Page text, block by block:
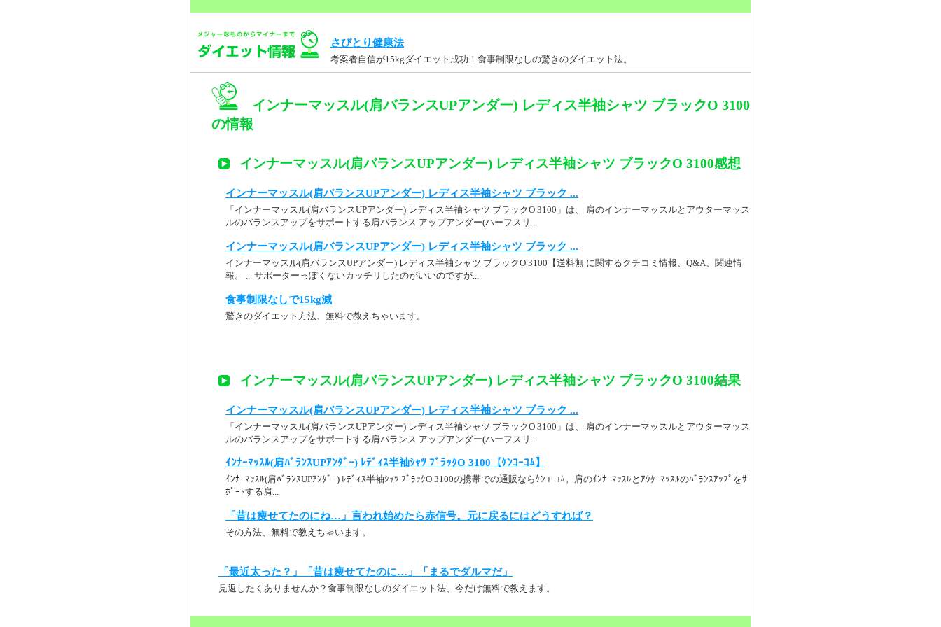
さびとり健康法
考案者自信が15kgダイエット成功！食事制限なしの驚きのダイエット法。
インナーマッスル(肩バランスUPアンダー) レディス半袖シャツ ブラックO 3100
の情報
インナーマッスル(肩バランスUPアンダー) レディス半袖シャツ ブラックO 3100感想
インナーマッスル(肩バランスUPアンダー) レディス半袖シャツ ブラック ...
「インナーマッスル(肩バランスUPアンダー) レディス半袖シャツ ブラックO 3100」は、 肩のインナーマッスルとアウターマッス
ルのバランスアップをサポートする肩バランス アップアンダー(ハーフスリ...
インナーマッスル(肩バランスUPアンダー) レディス半袖シャツ ブラック ...
インナーマッスル(肩バランスUPアンダー) レディス半袖シャツ ブラックO 3100【送料無 に関するクチコミ情報、Q&A、関連情
報。 ... サポーターっぽくないカッチリしたのがいいのですが...
食事制限なしで15kg減
驚きのダイエット方法、無料で教えちゃいます。
インナーマッスル(肩バランスUPアンダー) レディス半袖シャツ ブラックO 3100結果
インナーマッスル(肩バランスUPアンダー) レディス半袖シャツ ブラック ...
「インナーマッスル(肩バランスUPアンダー) レディス半袖シャツ ブラックO 3100」は、 肩のインナーマッスルとアウターマッス
ルのバランスアップをサポートする肩バランス アップアンダー(ハーフスリ...
ｲﾝﾅｰﾏｯｽﾙ(肩ﾊﾞﾗﾝｽUPｱﾝﾀﾞｰ) ﾚﾃﾞｨｽ半袖ｼｬﾂ ﾌﾞﾗｯｸO 3100【ｹﾝｺｰｺﾑ】
ｲﾝﾅｰﾏｯｽﾙ(肩ﾊﾞﾗﾝｽUPｱﾝﾀﾞｰ) ﾚﾃﾞｨｽ半袖ｼｬﾂ ﾌﾞﾗｯｸO 3100の携帯での通販ならｹﾝｺｰｺﾑ。肩のｲﾝﾅｰﾏｯｽﾙとｱｳﾀｰﾏｯｽﾙのﾊﾞﾗﾝｽｱｯﾌﾟをｻ
ﾎﾟｰﾄする肩...
「昔は痩せてたのにね…」言われ始めたら赤信号。元に戻るにはどうすれば？
その方法、無料で教えちゃいます。
「最近太った？」「昔は痩せてたのに…」「まるでダルマだ」
見返したくありませんか？食事制限なしのダイエット法、今だけ無料で教えます。